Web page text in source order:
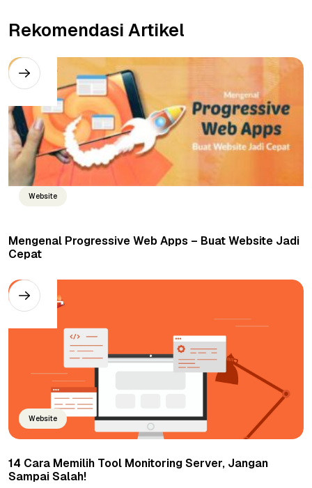
Rekomendasi Artikel
Website
Mengenal Progressive Web Apps – Buat Website Jadi
Cepat
Website
14 Cara Memilih Tool Monitoring Server, Jangan
Sampai Salah!